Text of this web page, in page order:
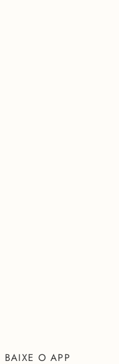
BAIXE O APP